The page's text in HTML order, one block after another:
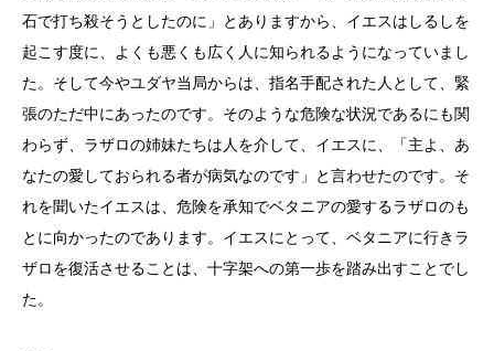
石で打ち殺そうとしたのに」とありますから、イエスはしるしを
起こす度に、よくも悪くも広く人に知られるようになっていまし
た。そして今やユダヤ当局からは、指名手配された人として、緊
張のただ中にあったのです。そのような危険な状況であるにも関
わらず、ラザロの姉妹たちは人を介して、イエスに、「主よ、あ
なたの愛しておられる者が病気なのです」と言わせたのです。そ
れを聞いたイエスは、危険を承知でベタニアの愛するラザロのも
とに向かったのであります。イエスにとって、ベタニアに行きラ
ザロを復活させることは、十字架への第一歩を踏み出すことでし
た。